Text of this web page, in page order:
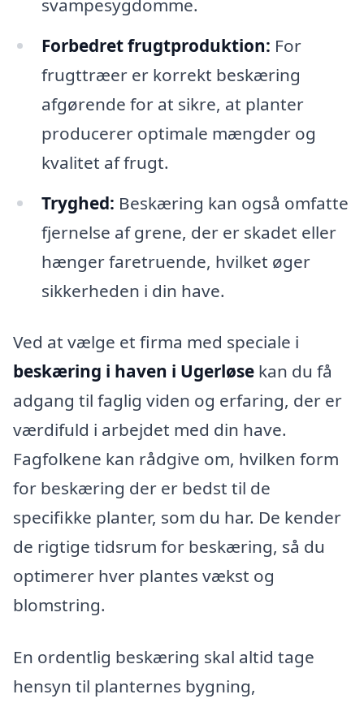
svampesygdomme.
Forbedret frugtproduktion: For
frugttræer er korrekt beskæring
afgørende for at sikre, at planter
producerer optimale mængder og
kvalitet af frugt.
Tryghed: Beskæring kan også omfatte
fjernelse af grene, der er skadet eller
hænger faretruende, hvilket øger
sikkerheden i din have.
Ved at vælge et firma med speciale i
beskæring i haven i Ugerløse kan du få
adgang til faglig viden og erfaring, der er
værdifuld i arbejdet med din have.
Fagfolkene kan rådgive om, hvilken form
for beskæring der er bedst til de
specifikke planter, som du har. De kender
de rigtige tidsrum for beskæring, så du
optimerer hver plantes vækst og
blomstring.
En ordentlig beskæring skal altid tage
hensyn til planternes bygning,